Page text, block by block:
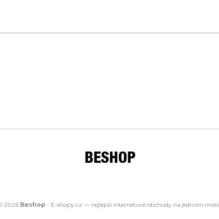
2026 Beshop - E-shopy.cz — nejlepší internetové obchodyna jednom